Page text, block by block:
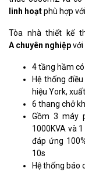
linh hoạtphù hợp
Tòa nhà thiết kế
A chuyên nghiệpvới
4 tầng hầm
Hệ thống
hiệu York,
6 thang chở
Gồm 3 máy
1000KVA và
đáp ứng
10s
Hệ thống báo